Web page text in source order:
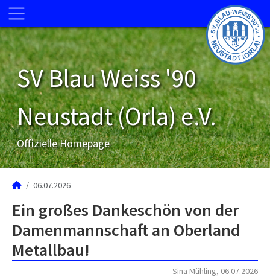
SV Blau Weiss '90
Neustadt (Orla) e.V.
Offizielle Homepage
06.07.2026
Ein großes Dankeschön von der
Damenmannschaft an Oberland
Metallbau!
Sina Mühling, 06.07.2026